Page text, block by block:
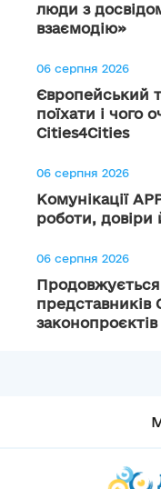
люди з
взаємодію»
06 серпня 2026
Європейський
поїхати і чого
Cities4Cities
06 серпня 2026
Комунікації
роботи, довіри
06 серпня 2026
законопроєктів